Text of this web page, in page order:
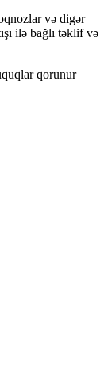
və digər
ilə bağlı təklif və
qorunur